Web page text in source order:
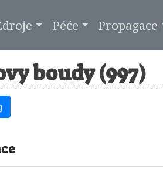
Péče Propagace
boudy (997)